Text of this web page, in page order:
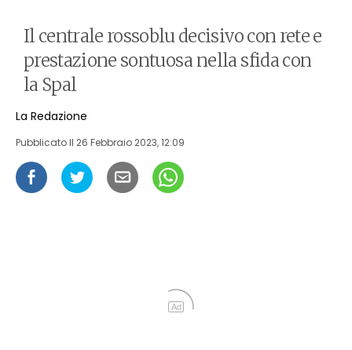
Il centrale rossoblu decisivo con rete e
prestazione sontuosa nella sfida con
la Spal
La Redazione
Pubblicato Il 26 Febbraio 2023, 12:09
Ad